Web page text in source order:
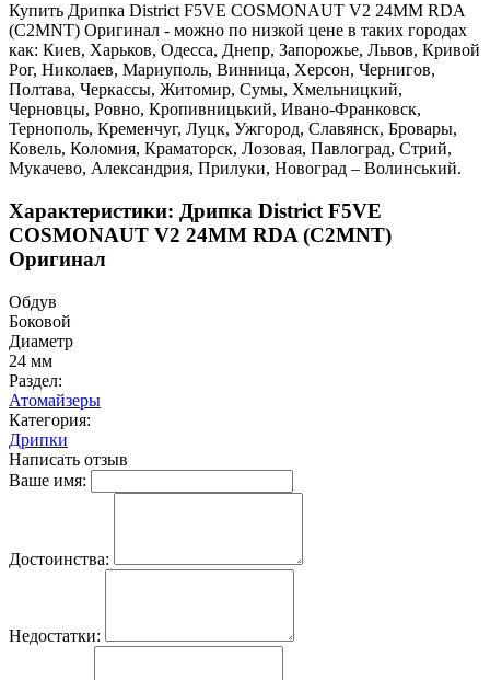
Купить Дрипка District F5VE COSMONAUT V2 24MM RDA
(C2MNT) Оригинал - можно по низкой цене в таких городах
как: Киев, Харьков, Одесса, Днепр, Запорожье, Львов, Кривой
Рог, Николаев, Мариуполь, Винница, Херсон, Чернигов,
Полтава, Черкассы, Житомир, Сумы, Хмельницкий,
Черновцы, Ровно, Кропивницький, Ивано-Франковск,
Тернополь, Кременчуг, Луцк, Ужгород, Славянск, Бровары,
Ковель, Коломия, Краматорск, Лозовая, Павлоград, Стрий,
Мукачево, Александрия, Прилуки, Новоград – Волинський.
Характеристики: Дрипка District F5VE
COSMONAUT V2 24MM RDA (C2MNT)
Оригинал
Обдув
Боковой
Диаметр
24 мм
Раздел:
Атомайзеры
Категория:
Дрипки
Написать отзыв
Ваше имя:
Достоинства:
Недостатки: